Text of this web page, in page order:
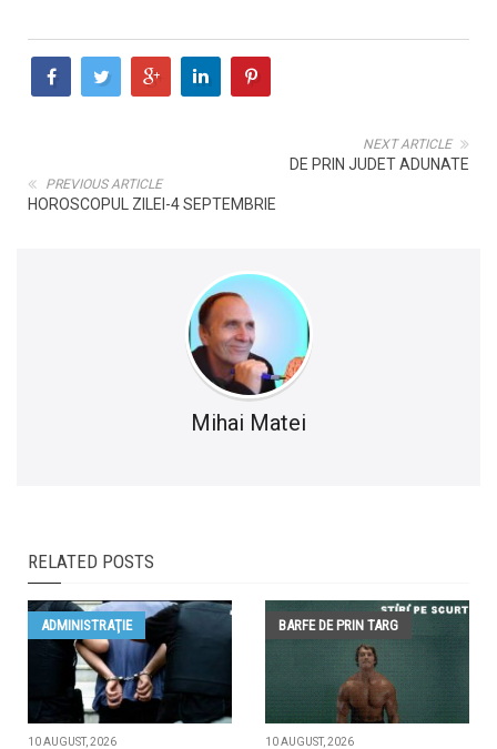
NEXT ARTICLE
DE PRIN JUDET ADUNATE
PREVIOUS ARTICLE
HOROSCOPUL ZILEI-4 SEPTEMBRIE
Mihai Matei
RELATED POSTS
ADMINISTRAŢIE
10 AUGUST, 2026
BARFE DE PRIN TARG
10 AUGUST, 2026